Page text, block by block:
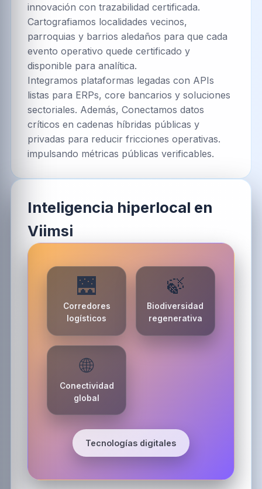
innovación con trazabilidad certificada.
Cartografiamos localidades vecinos,
parroquias y barrios aledaños para que cada
evento operativo quede certificado y
disponible para analítica.
Integramos plataformas legadas con APIs
listas para ERPs, core bancarios y soluciones
sectoriales. Además, Conectamos datos
críticos en cadenas híbridas públicas y
privadas para reducir fricciones operativas.
impulsando métricas públicas verificables.
Inteligencia hiperlocal en
Viimsi
🌉
Corredores
logísticos
🍃
Biodiversidad
regenerativa
🌐
Conectividad
global
Tecnologías digitales